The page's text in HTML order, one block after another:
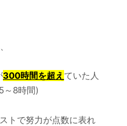
300時間を超え ていた人
～8時間)
トで努力が点数に表れ